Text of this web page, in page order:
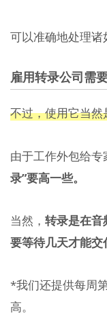
可以准确地处理诸
雇用转录公司需
不过，使用它当
由于工作外包给专
录”要高一些。
当然， 转录是在音
要等待几天才能交
*我们还提供每周
高。